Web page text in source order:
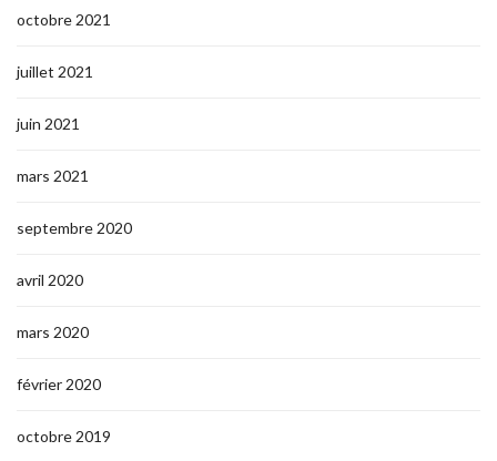
octobre 2021
juillet 2021
juin 2021
mars 2021
septembre 2020
avril 2020
mars 2020
février 2020
octobre 2019